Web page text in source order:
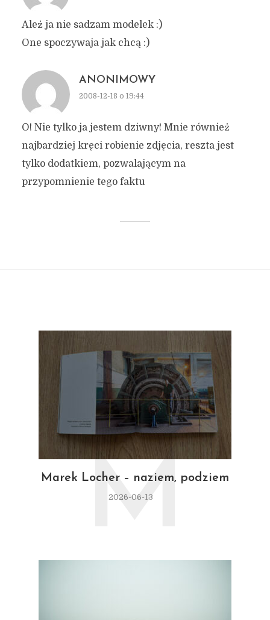
Ależ ja nie sadzam modelek :)
One spoczywaja jak chcą :)
ANONIMOWY
2008-12-18 o 19:44
O! Nie tylko ja jestem dziwny! Mnie również
najbardziej kręci robienie zdjęcia, reszta jest
tylko dodatkiem, pozwalającym na
przypomnienie tego faktu
Marek Locher – naziem, podziem
2026-06-13
M